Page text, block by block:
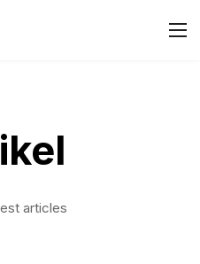
articles